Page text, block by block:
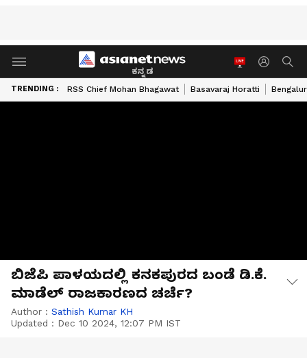
ಕನ್ನಡ
TRENDING : RSS Chief Mohan Bhagawat Basavaraj Horatti
ಬಿಜೆಪಿ ಪಾಳಯದಲ್ಲಿ ಕನಕಪುರದ ಬಂಡೆ ಡಿ.ಕೆ.
ಮಾಡೆಲ್ ರಾಜಕಾರಣದ ಚರ್ಚೆ?
Author : Sathish Kumar KH
Updated : Dec 10 2024, 12:07 PM IST